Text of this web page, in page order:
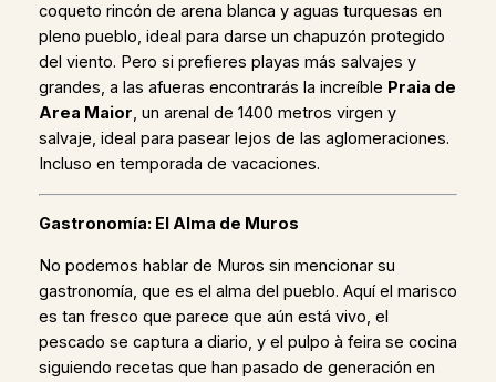
coqueto rincón de arena blanca y aguas turquesas en
pleno pueblo, ideal para darse un chapuzón protegido
del viento. Pero si prefieres playas más salvajes y
grandes, a las afueras encontrarás la increíble Praia de
Area Maior, un arenal de 1400 metros virgen y
salvaje, ideal para pasear lejos de las aglomeraciones.
Incluso en temporada de vacaciones.
Gastronomía: El Alma de Muros
No podemos hablar de Muros sin mencionar su
gastronomía, que es el alma del pueblo. Aquí el marisco
es tan fresco que parece que aún está vivo, el
pescado se captura a diario, y el pulpo à feira se cocina
siguiendo recetas que han pasado de generación en